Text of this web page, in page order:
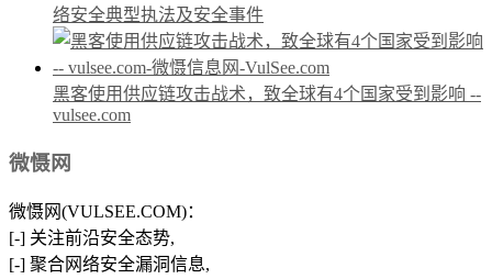
络安全典型执法及安全事件
黑客使用供应链攻击战术，致全球有4个国家受到影响 --
vulsee.com
微慑网
微慑网(VULSEE.COM)：
[-] 关注前沿安全态势,
[-] 聚合网络安全漏洞信息,